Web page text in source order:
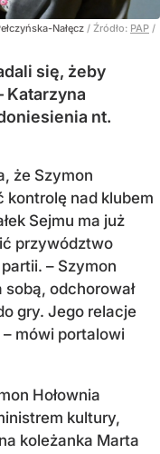
Nałęcz / Źródło: PAP /
się, żeby
Katarzyna
nt.
że Szymon
kontrolę nad klubem
Sejmu ma już
przywództwo
– Szymon
sobą, odchorował
gry. Jego relacje
– mówi portalowi
Hołownia
kultury,
koleżanka Marta